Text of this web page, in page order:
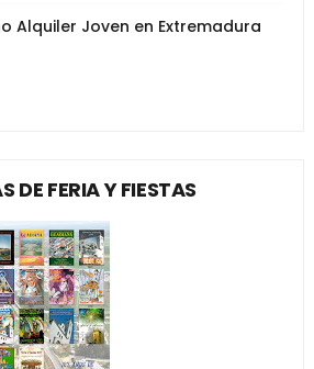
Alquiler Joven en Extremadura
DE FERIA Y FIESTAS